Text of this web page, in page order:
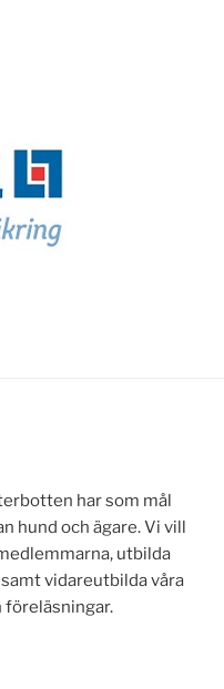
har som mål
hund och ägare. Vi vill
utbilda
vidareutbilda våra
föreläsningar.